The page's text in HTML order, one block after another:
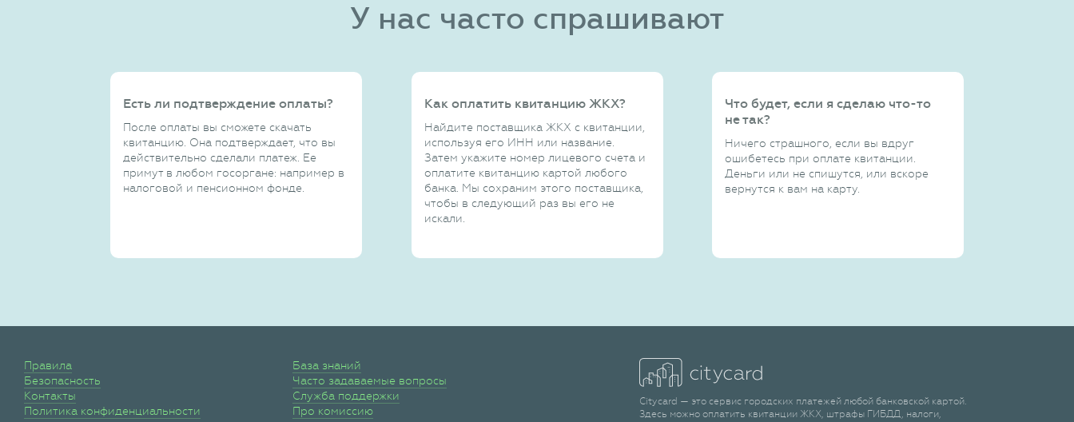
У нас часто спрашивают
Есть ли подтверждение оплаты?
После оплаты вы сможете скачать
квитанцию. Она подтверждает, что вы
действительно сделали платеж. Ее
примут в любом госоргане: например в
налоговой и пенсионном фонде.
Как оплатить квитанцию ЖКХ?
Найдите поставщика ЖКХ с квитанции,
используя его ИНН или название.
Затем укажите номер лицевого счета и
оплатите квитанцию картой любого
банка. Мы сохраним этого поставщика,
чтобы в следующий раз вы его не
искали.
Что будет, если я сделаю что-то
не так?
Ничего страшного, если вы вдруг
ошибетесь при оплате квитанции.
Деньги или не спишутся, или вскоре
вернутся к вам на карту.
Правила
Безопасность
Контакты
Политика конфиденциальности
База знаний
Часто задаваемые вопросы
Служба поддержки
Про комиссию
Citycard — это сервис городских платежей любой банковской картой.
Здесь можно оплатить квитанции ЖКХ, штрафы ГИБДД, налоги,